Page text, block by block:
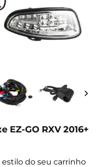
EZ-GO RXV 2016+
do seu carrinho